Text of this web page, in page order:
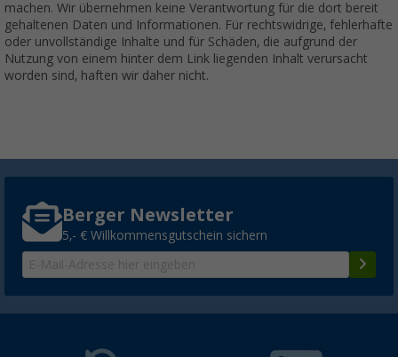
machen. Wir übernehmen keine Verantwortung für die dort bereit
gehaltenen Daten und Informationen. Für rechtswidrige, fehlerhafte
oder unvollständige Inhalte und für Schäden, die aufgrund der
Nutzung von einem hinter dem Link liegenden Inhalt verursacht
worden sind, haften wir daher nicht.
Berger Newsletter
5,- € Willkommensgutschein sichern